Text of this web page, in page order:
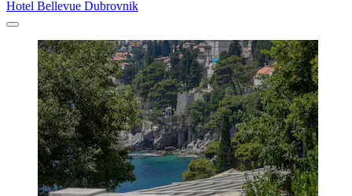
Hotel Bellevue Dubrovnik